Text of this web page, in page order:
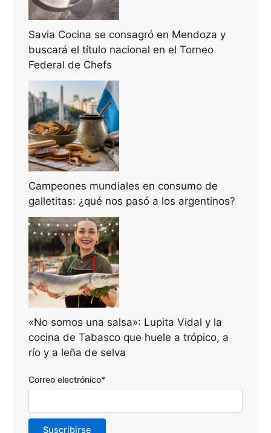
Savia Cocina se consagró en Mendoza y
buscará el título nacional en el Torneo
Federal de Chefs
Campeones mundiales en consumo de
galletitas: ¿qué nos pasó a los argentinos?
«No somos una salsa»: Lupita Vidal y la
cocina de Tabasco que huele a trópico, a
río y a leña de selva
Correo electrónico*